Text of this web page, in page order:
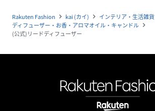
Rakuten Fashion navigate_next kai (カイ) navigate_next インテリア・生活雑貨
ディフューザー・お香・アロマオイル・キャンドル navigate_next
(公式)リードディフューザー